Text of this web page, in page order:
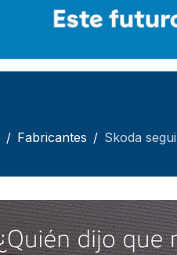
Fabricantes Skoda